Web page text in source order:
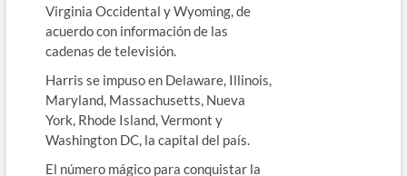
Virginia Occidental y Wyoming, de
acuerdo con información de las
cadenas de televisión.
Harris se impuso en Delaware, Illinois,
Maryland, Massachusetts, Nueva
York, Rhode Island, Vermont y
Washington DC, la capital del país.
El número mágico para conquistar la